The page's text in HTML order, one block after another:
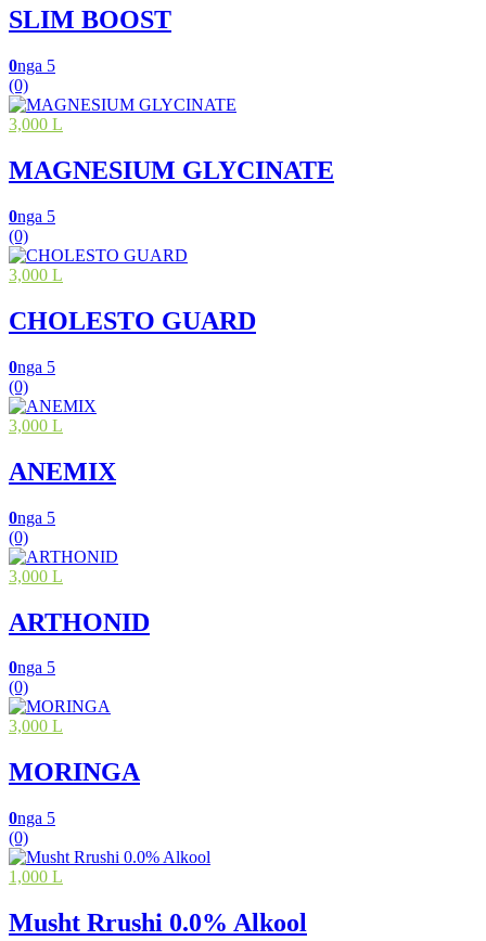
SLIM BOOST
0nga 5
(0)
3,000 L
MAGNESIUM GLYCINATE
0nga 5
(0)
3,000 L
CHOLESTO GUARD
0nga 5
(0)
3,000 L
ANEMIX
0nga 5
(0)
3,000 L
ARTHONID
0nga 5
(0)
3,000 L
MORINGA
0nga 5
(0)
1,000 L
Musht Rrushi 0.0% Alkool